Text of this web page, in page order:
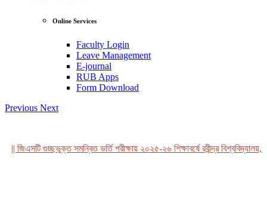
Online Services
Faculty Login
Leave Management
E-journal
RUB Apps
Form Download
Previous Next
|| জিএসটি গুচ্ছভুক্ত সমন্বিত ভর্তি পরীক্ষায় ২০২৫-২৬ শিক্ষাবর্ষে রবীন্দ্র